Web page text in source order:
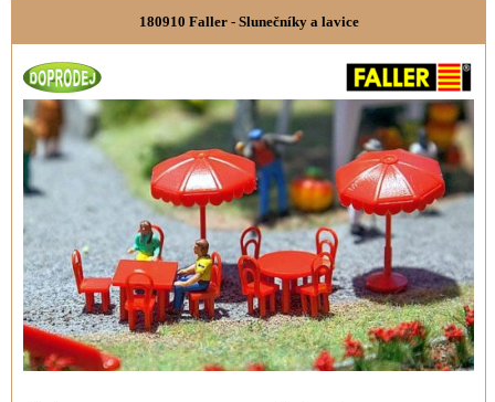
180910 Faller - Slunečníky a lavice